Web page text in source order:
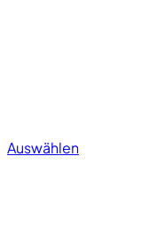
Auswählen